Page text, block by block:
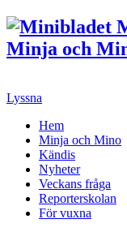
Lyssna
Hem
Minja och Mino
Kändis
Nyheter
Veckans fråga
Reporterskolan
För vuxna